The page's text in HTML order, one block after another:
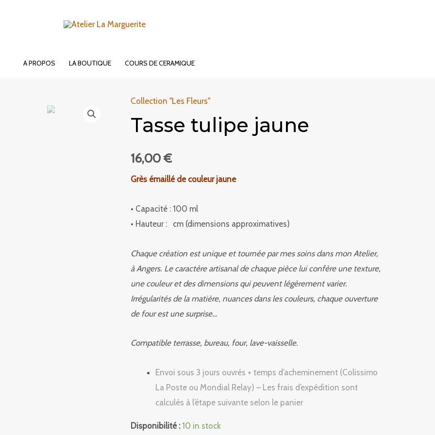
A PROPOS LA BOUTIQUE COURS DE CERAMIQUE
Collection "Les Fleurs"
Tasse tulipe jaune
16,00€
Grès émaillé de couleur jaune
• Capacité : 100 ml
• Hauteur : cm (dimensions approximatives)
Chaque création est unique et tournée par mes soins dans mon Atelier,
à Angers. Le caractère artisanal de chaque pièce lui confère une texture,
une couleur et des dimensions qui peuvent légèrement varier.
Irrégularités de la matière, nuances dans les couleurs, chaque ouverture
de four est une surprise…
Compatible terrasse, bureau, four, lave-vaisselle.
Envoi sous 3 jours ouvrés + temps d’acheminement (Colissimo
La Poste ou Mondial Relay) – Les frais d’expédition sont
calculés à l’étape suivante selon le panier
Disponibilité : 10 in stock